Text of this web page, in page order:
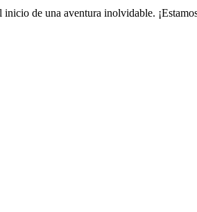
inicio de una aventura inolvidable.